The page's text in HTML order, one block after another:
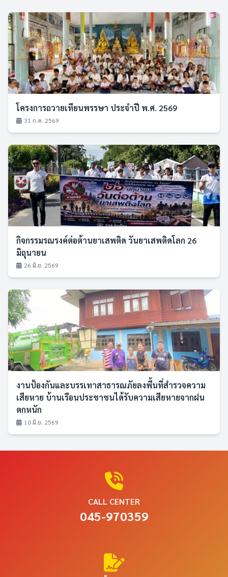
โครงการถวายเทียนพรรษา ประจำปี พ.ศ. 2569
31 ก.ค. 2569
กิจกรรมรณรงค์ต่อต้านยาเสพติด วันยาเสพติดโลก 26
มิถุนายน
26 มิ.ย. 2569
งานป้องกันและบรรเทาสาธารณภัยลงพื้นที่สำรวจความ
เสียหาย บ้านเรือนประชาชนได้รับความเสียหายจากฝน
ตกหนัก
10 มิ.ย. 2569
CALL CENTER
045-970359